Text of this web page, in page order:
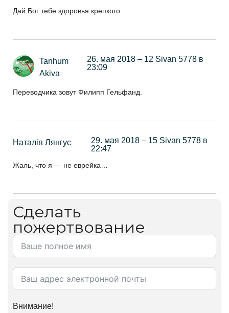
Дай Бог тебе здоровья крепкого
Tanhum
Akiva:
26. мая 2018 – 12 Sivan 5778 в
23:09
Переводчика зовут Филипп Гельфанд.
Наталія Лянгус:
29. мая 2018 – 15 Sivan 5778 в
22:47
Жаль, что я — не еврейка…
Сделать
пожертвование
Внимание!